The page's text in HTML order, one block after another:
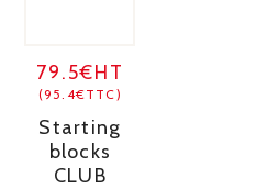
79.5€HT
(95.4€TTC)
Starting
blocks
CLUB